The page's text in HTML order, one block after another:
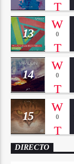
13 0
14 0
15 0
DIRECTO